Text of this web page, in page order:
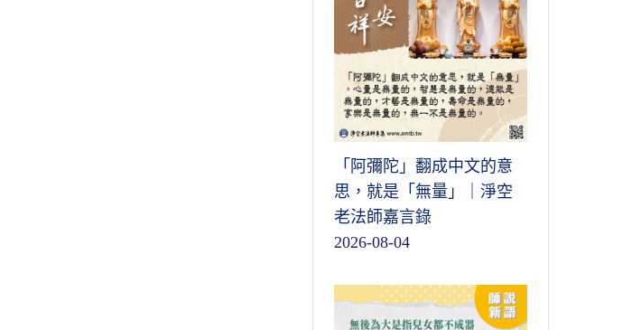
「阿彌陀」翻成中文的意
思，就是「無量」｜淨空
老法師嘉言錄
2026-08-04